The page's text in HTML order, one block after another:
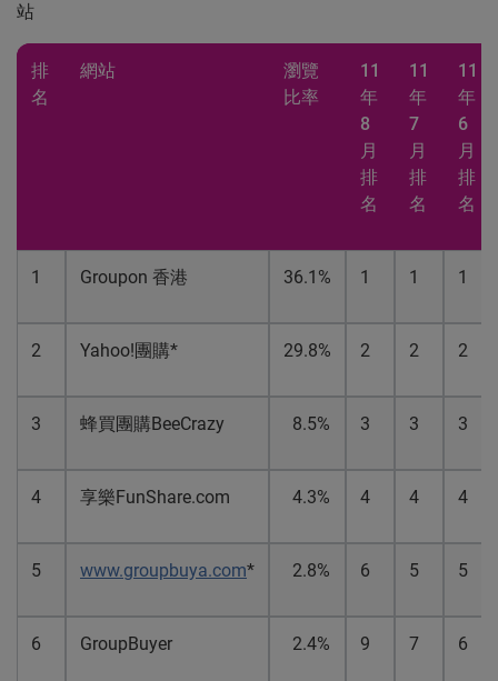
站
排
名
網站
瀏覽
比率
11
年
8
月
排
名
11
年
7
月
排
名
11
年
6
月
排
名
1 Groupon 香港 36.1% 1 1 1
2 Yahoo!團購* 29.8% 2 2 2
3 蜂買團購BeeCrazy 8.5% 3 3 3
4 享樂FunShare.com 4.3% 4 4 4
5 www.groupbuya.com* 2.8% 6 5 5
6 GroupBuyer 2.4% 9 7 6